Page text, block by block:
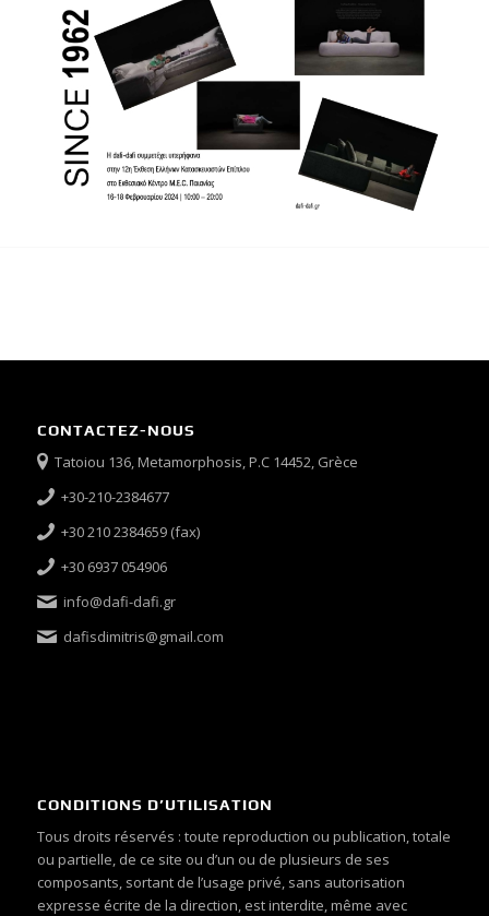
CONTACTEZ-NOUS
Tatoiou 136, Metamorphosis, P.C 14452, Grèce
+30-210-2384677
+30 210 2384659 (fax)
+30 6937 054906
info@dafi-dafi.gr
dafisdimitris@gmail.com
CONDITIONS D’UTILISATION
Tous droits réservés : toute reproduction ou publication, totale
ou partielle, de ce site ou d’un ou de plusieurs de ses
composants, sortant de l’usage privé, sans autorisation
expresse écrite de la direction, est interdite, même avec